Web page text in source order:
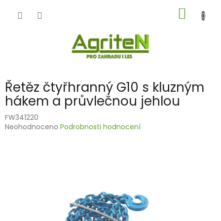
KOŠÍK
Řetěz čtyřhranný G10 s kluzným
hákem a průvlečnou jehlou
FW341220
Průměrné
Neohodnoceno Podrobnosti hodnocení